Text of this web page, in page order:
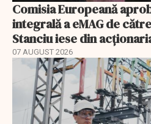
Comisia Europeană
integrală a eMAG de
Stanciu iese din
07 AUGUST 2026